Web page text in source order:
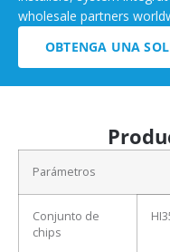
wholesale partners
OBTENGA UNA
Parámetros
Conjunto de
chips